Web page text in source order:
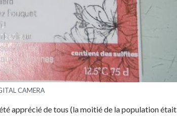
CAMERA
apprécié de tous (la moitié de la population était